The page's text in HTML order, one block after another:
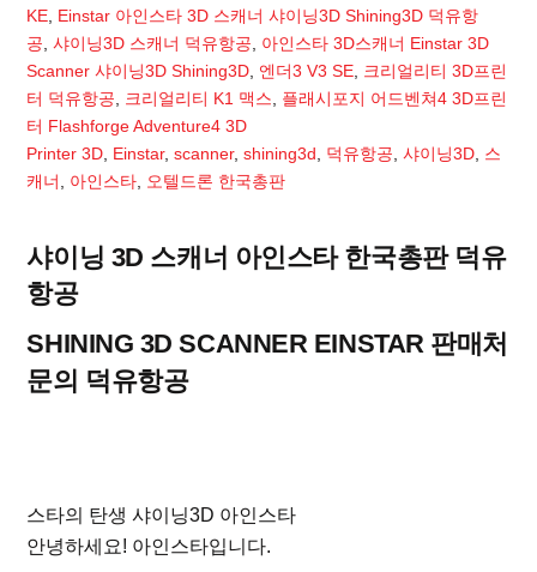
KE Einstar 아인스타 3D 스캐너 샤이닝3D Shining3D 덕유항
공 ,샤이닝3D 스캐너 덕유항공
아인스타 3D스캐너 Einstar 3D
Scanner 샤이닝3D Shining3D 엔더3 V3 SE
크리얼리티 3D프린
터 덕유항공
크리얼리티 K1 맥스
플래시포지 어드벤쳐4 3D프린
터 Flashforge Adventure4 3D
Printer 3D Einstar,scanner,shining3d 덕유항공 ,샤이닝3D 스
캐너
아인스타 오텔드론 한국총판
샤이닝 3D 스캐너 아인스타 한국총판 덕유
항공
SHINING 3D SCANNER EINSTAR 판매처
문의 덕유항공
스타의 탄생 샤이닝3D 아인스타
안녕하세요! 아인스타입니다.